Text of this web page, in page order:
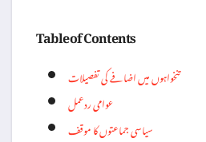
Table of Contents
تنخواہوں میں اضافے کی تفصیلات
عوامی ردعمل
سیاسی جماعتوں کا موقف